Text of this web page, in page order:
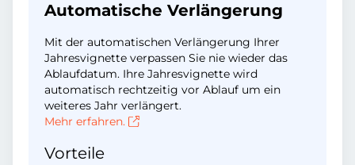
Automatische Verlängerung
Mit der automatischen Verlängerung Ihrer
Jahresvignette verpassen Sie nie wieder das
Ablaufdatum. Ihre Jahresvignette wird
automatisch rechtzeitig vor Ablauf um ein
weiteres Jahr verlängert.
Mehr erfahren.
Vorteile